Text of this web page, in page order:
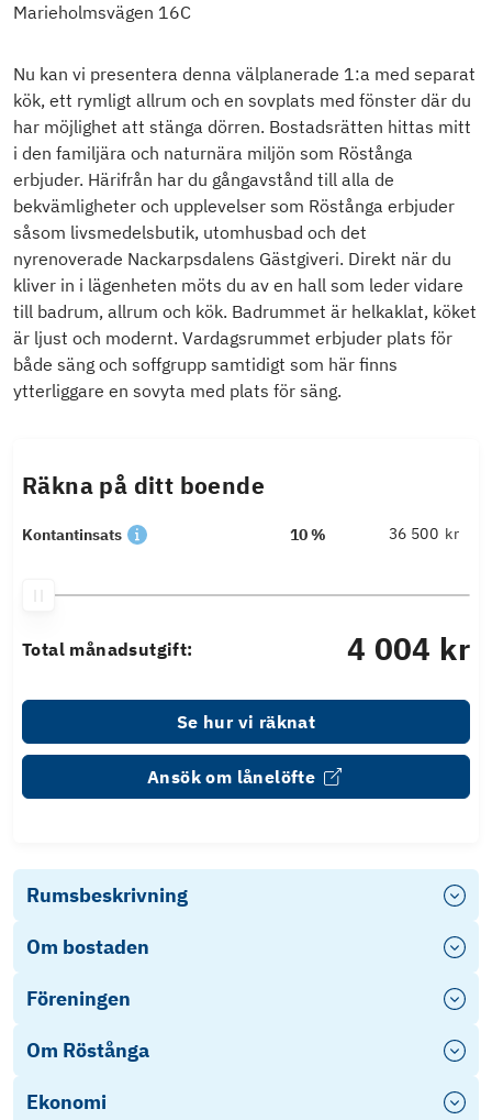
Marieholmsvägen 16C
Nu kan vi presentera denna välplanerade 1:a med separat
kök, ett rymligt allrum och en sovplats med fönster där du
har möjlighet att stänga dörren. Bostadsrätten hittas mitt
i den familjära och naturnära miljön som Röstånga
erbjuder. Härifrån har du gångavstånd till alla de
bekvämligheter och upplevelser som Röstånga erbjuder
såsom livsmedelsbutik, utomhusbad och det
nyrenoverade Nackarpsdalens Gästgiveri. Direkt när du
kliver in i lägenheten möts du av en hall som leder vidare
till badrum, allrum och kök. Badrummet är helkaklat, köket
är ljust och modernt. Vardagsrummet erbjuder plats för
både säng och soffgrupp samtidigt som här finns
ytterliggare en sovyta med plats för säng.
Räkna på ditt boende
Kontantinsats 10 % kr
Total månadsutgift: 4 004 kr
Se hur vi räknat
Ansök om lånelöfte
Rumsbeskrivning
Om bostaden
Föreningen
Om Röstånga
Ekonomi